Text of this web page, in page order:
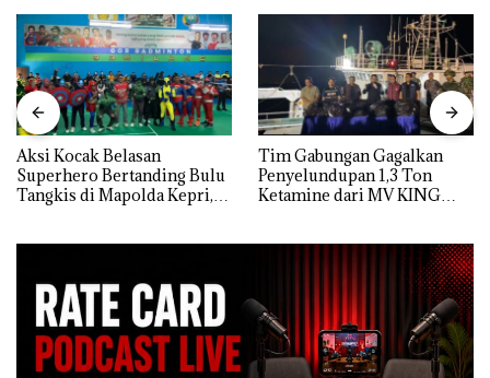
Aksi Kocak Belasan
Superhero Bertanding Bulu
Tangkis di Mapolda Kepri,
Tim Gabungan Gagalkan
Penyelundupan 1,3 Ton
Ketamine dari MV KING